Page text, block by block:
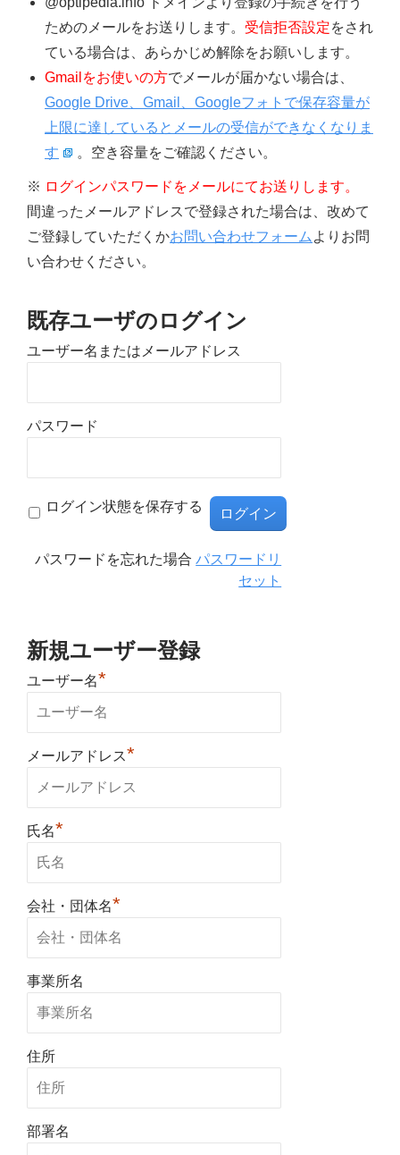
ためのメールをお送りします。 受信拒否設定をされ
ている場合は、あらかじめ解除をお願いします。
Gmailをお使いの方でメールが届かない場合は、
Google Drive、Gmail、Googleフォトで保存容量が
上限に達しているとメールの受信ができなくなりま
す
。空き容量をご確認ください。
※ ログインパスワードをメールにてお送りします。
間違ったメールアドレスで登録された場合は、改めて
ご登録していただくかお問い合わせフォーム よりお問
い合わせください。
既存ユーザのログイン
ユーザー名またはメールアドレス
パスワード
ログイン状態を保存する
パスワードを忘れた場合パスワードリ
セット
新規ユーザー登録
ユーザー名*
メールアドレス*
氏名*
会社・団体名*
事業所名
住所
部署名